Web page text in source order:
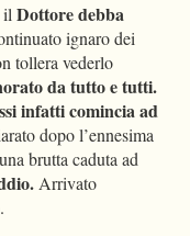
ilDottore debba
ignaro dei
tollera vederlo
da tutto e tutti.
infatti comincia ad
dopo l’ennesima
brutta caduta ad
Arrivato